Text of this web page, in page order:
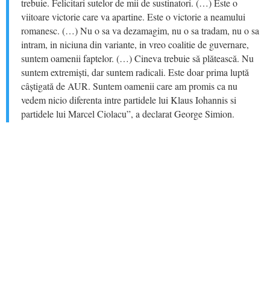
trebuie. Felicitari sutelor de mii de sustinatori. (…) Este o
viitoare victorie care va apartine. Este o victorie a neamului
romanesc. (…) Nu o sa va dezamagim, nu o sa tradam, nu o sa
intram, in niciuna din variante, in vreo coalitie de guvernare,
suntem oamenii faptelor. (…) Cineva trebuie să plătească. Nu
suntem extremiști, dar suntem radicali. Este doar prima luptă
câștigată de AUR. Suntem oamenii care am promis ca nu
vedem nicio diferenta intre partidele lui Klaus Iohannis si
partidele lui Marcel Ciolacu”, a declarat George Simion.